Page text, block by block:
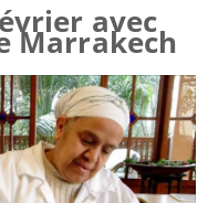
avec
Marrakech